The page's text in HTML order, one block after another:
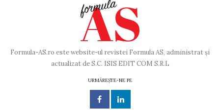
Formula-AS.ro este website-ul revistei Formula AS, administrat și
actualizat de S.C. ISIS EDIT COM S.R.L
URMĂREȘTE-NE PE